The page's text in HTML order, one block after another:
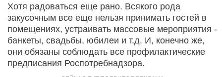
Хотя радоваться еще рано. Всякого рода
закусочным все еще нельзя принимать гостей в
помещениях, устраивать массовые мероприятия -
банкеты, свадьбы, юбилеи и т.д. И, конечно же,
они обязаны соблюдать все профилактические
предписания Роспотребнадзора.